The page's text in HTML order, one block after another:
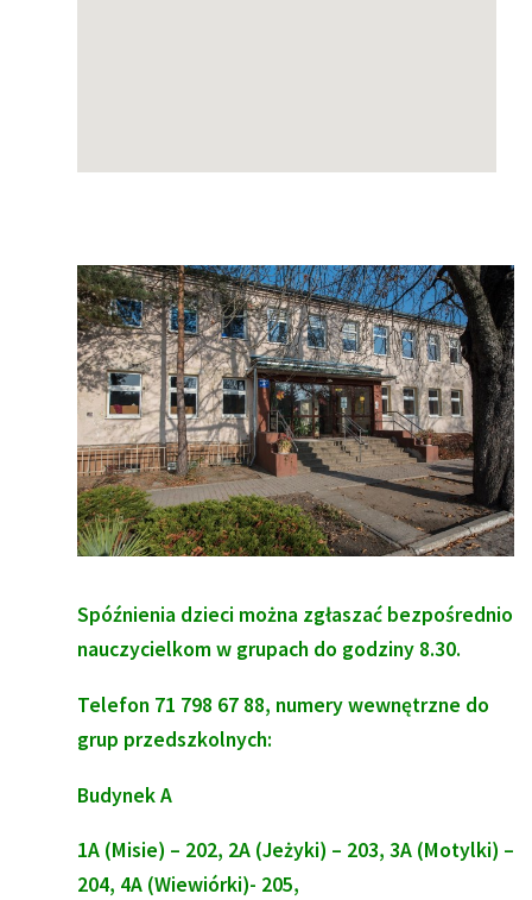
Spóźnienia dzieci można zgłaszać bezpośrednio
nauczycielkom w grupach do godziny 8.30.
Telefon 71 798 67 88, numery wewnętrzne do
grup przedszkolnych:
Budynek A
1A (Misie) – 202, 2A (Jeżyki) – 203, 3A (Motylki) –
204, 4A (Wiewiórki)- 205,